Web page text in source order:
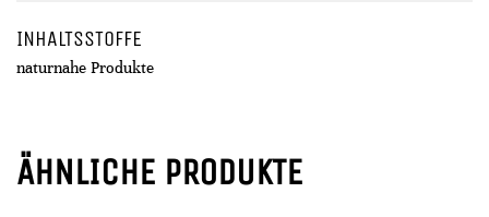
INHALTSSTOFFE
naturnahe Produkte
ÄHNLICHE PRODUKTE